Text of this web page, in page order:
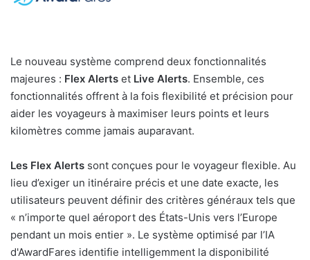
Le nouveau système comprend deux fonctionnalités
majeures : Flex Alerts et Live Alerts. Ensemble, ces
fonctionnalités offrent à la fois flexibilité et précision pour
aider les voyageurs à maximiser leurs points et leurs
kilomètres comme jamais auparavant.
Les Flex Alerts sont conçues pour le voyageur flexible. Au
lieu d’exiger un itinéraire précis et une date exacte, les
utilisateurs peuvent définir des critères généraux tels que
« n’importe quel aéroport des États-Unis vers l’Europe
pendant un mois entier ». Le système optimisé par l’IA
d'AwardFares identifie intelligemment la disponibilité